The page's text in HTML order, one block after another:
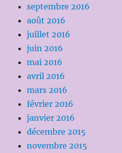
septembre 2016
août 2016
juillet 2016
juin 2016
mai 2016
avril 2016
mars 2016
février 2016
janvier 2016
décembre 2015
novembre 2015